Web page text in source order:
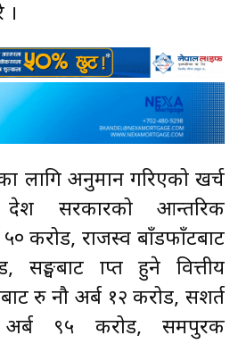
।
लागि अनुमान गरिएको खर्च
प्रदेश सरकारको आन्तरिक
करोड, राजस्व बाँडफाँटबाट
प्राप्त हुने वित्तीय
रु नौ अर्ब १२ करोड, सशर्त
अर्ब ९५ करोड, समपुरक